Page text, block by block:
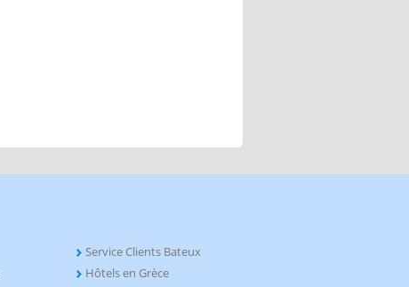
Service Clients Bateux
Hôtels en Grèce